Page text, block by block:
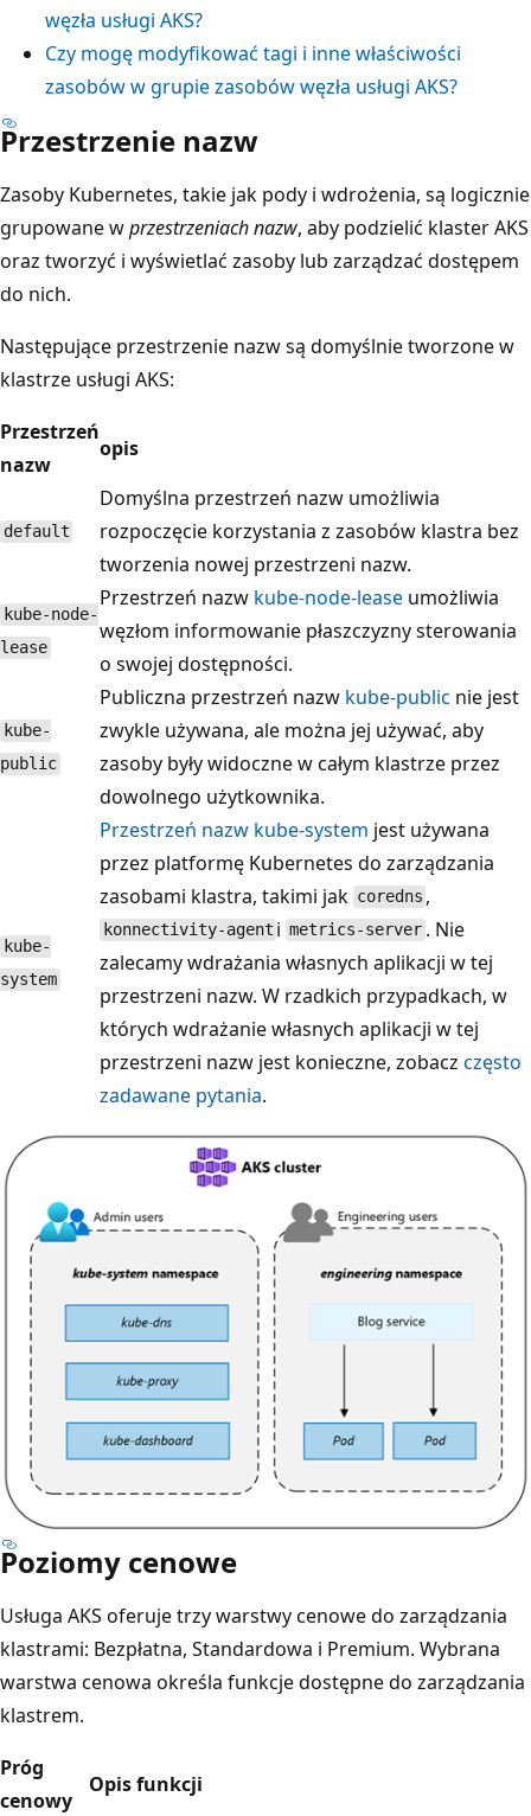
węzła usługi AKS?
Czy mogę modyfikować tagi i inne właściwości
zasobów w grupie zasobów węzła usługi AKS?
Przestrzenie nazw
Zasoby Kubernetes, takie jak pody i wdrożenia, są logicznie
grupowane wprzestrzeniach nazw, aby podzielić klaster AKS
oraz tworzyć i wyświetlać zasoby lub zarządzać dostępem
do nich.
Następujące przestrzenie nazw są domyślnie tworzone w
klastrze usługi AKS:
Przestrzeń
nazw
opis
default
Domyślna przestrzeń nazw umożliwia
rozpoczęcie korzystania z zasobów klastra bez
tworzenia nowej przestrzeni nazw.
kube-node-
lease
Przestrzeń nazw kube-node-lease umożliwia
węzłom informowanie płaszczyzny sterowania
o swojej dostępności.
kube-
public
Publiczna przestrzeń nazw kube-public nie jest
zwykle używana, ale można jej używać, aby
zasoby były widoczne w całym klastrze przez
dowolnego użytkownika.
kube-
system
Przestrzeń nazw kube-system jest używana
przez platformę Kubernetes do zarządzania
zasobami klastra, takimi jak coredns ,
konnectivity-agent i metrics-server . Nie
zalecamy wdrażania własnych aplikacji w tej
przestrzeni nazw. W rzadkich przypadkach, w
których wdrażanie własnych aplikacji w tej
przestrzeni nazw jest konieczne, zobacz często
zadawane pytania.
Poziomy cenowe
Usługa AKS oferuje trzy warstwy cenowe do zarządzania
klastrami: Bezpłatna, Standardowa i Premium. Wybrana
warstwa cenowa określa funkcje dostępne do zarządzania
klastrem.
Próg
cenowy
Opis funkcji